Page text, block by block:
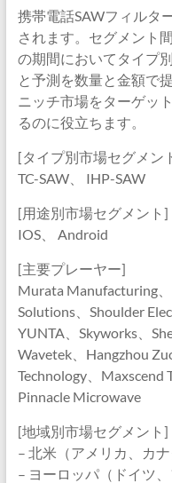
携帯電話SAWフィルタ
されます。セグメント
の期間においてタイプ
と予測を数量と金額で
ニッチ市場をターゲッ
るのに役立ちます。
[タイプ別市場セグメン
TC-SAW、 IHP-SAW
[用途別市場セグメント]
IOS、 Android
[主要プレーヤー]
Murata Manufacturing
Solutions、Shoulder
YUNTA、Skyworks、
Wavetek、Hangzhou
Technology、Maxscend
Pinnacle Microwave
[地域別市場セグメント]
– 北米（アメリカ、カナ
– ヨーロッパ（ドイツ